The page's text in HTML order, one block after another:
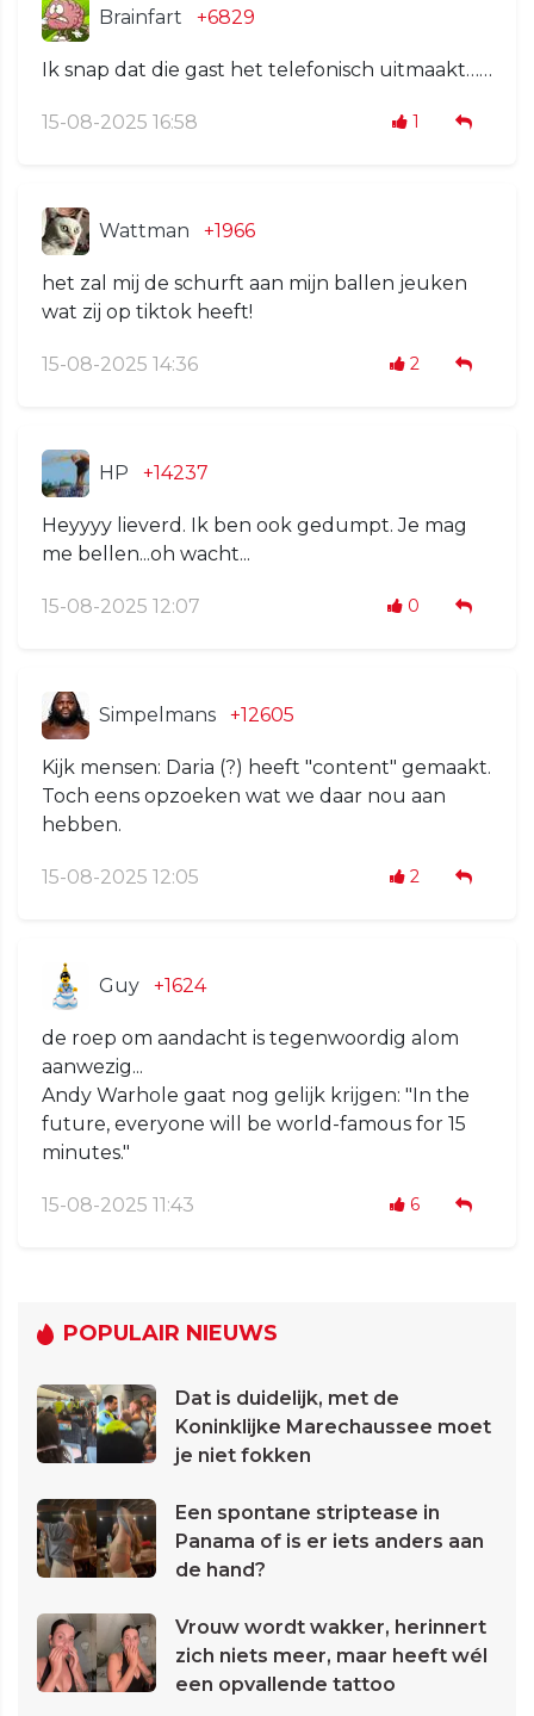
Brainfart +6829
Ik snap dat die gast het telefonisch uitmaakt……
15-08-2025 16:58 1
Wattman +1966
het zal mij de schurft aan mijn ballen jeuken
wat zij op tiktok heeft!
15-08-2025 14:36 2
HP +14237
Heyyyy lieverd. Ik ben ook gedumpt. Je mag
me bellen...oh wacht...
15-08-2025 12:07 0
Simpelmans +12605
Kijk mensen: Daria (?) heeft "content" gemaakt.
Toch eens opzoeken wat we daar nou aan
hebben.
15-08-2025 12:05 2
Guy +1624
de roep om aandacht is tegenwoordig alom
aanwezig...
Andy Warhole gaat nog gelijk krijgen: "In the
future, everyone will be world-famous for 15
minutes."
15-08-2025 11:43 6
POPULAIR NIEUWS
Dat is duidelijk, met de
Koninklijke Marechaussee moet
je niet fokken
Een spontane striptease in
Panama of is er iets anders aan
de hand?
Vrouw wordt wakker, herinnert
zich niets meer, maar heeft wél
een opvallende tattoo